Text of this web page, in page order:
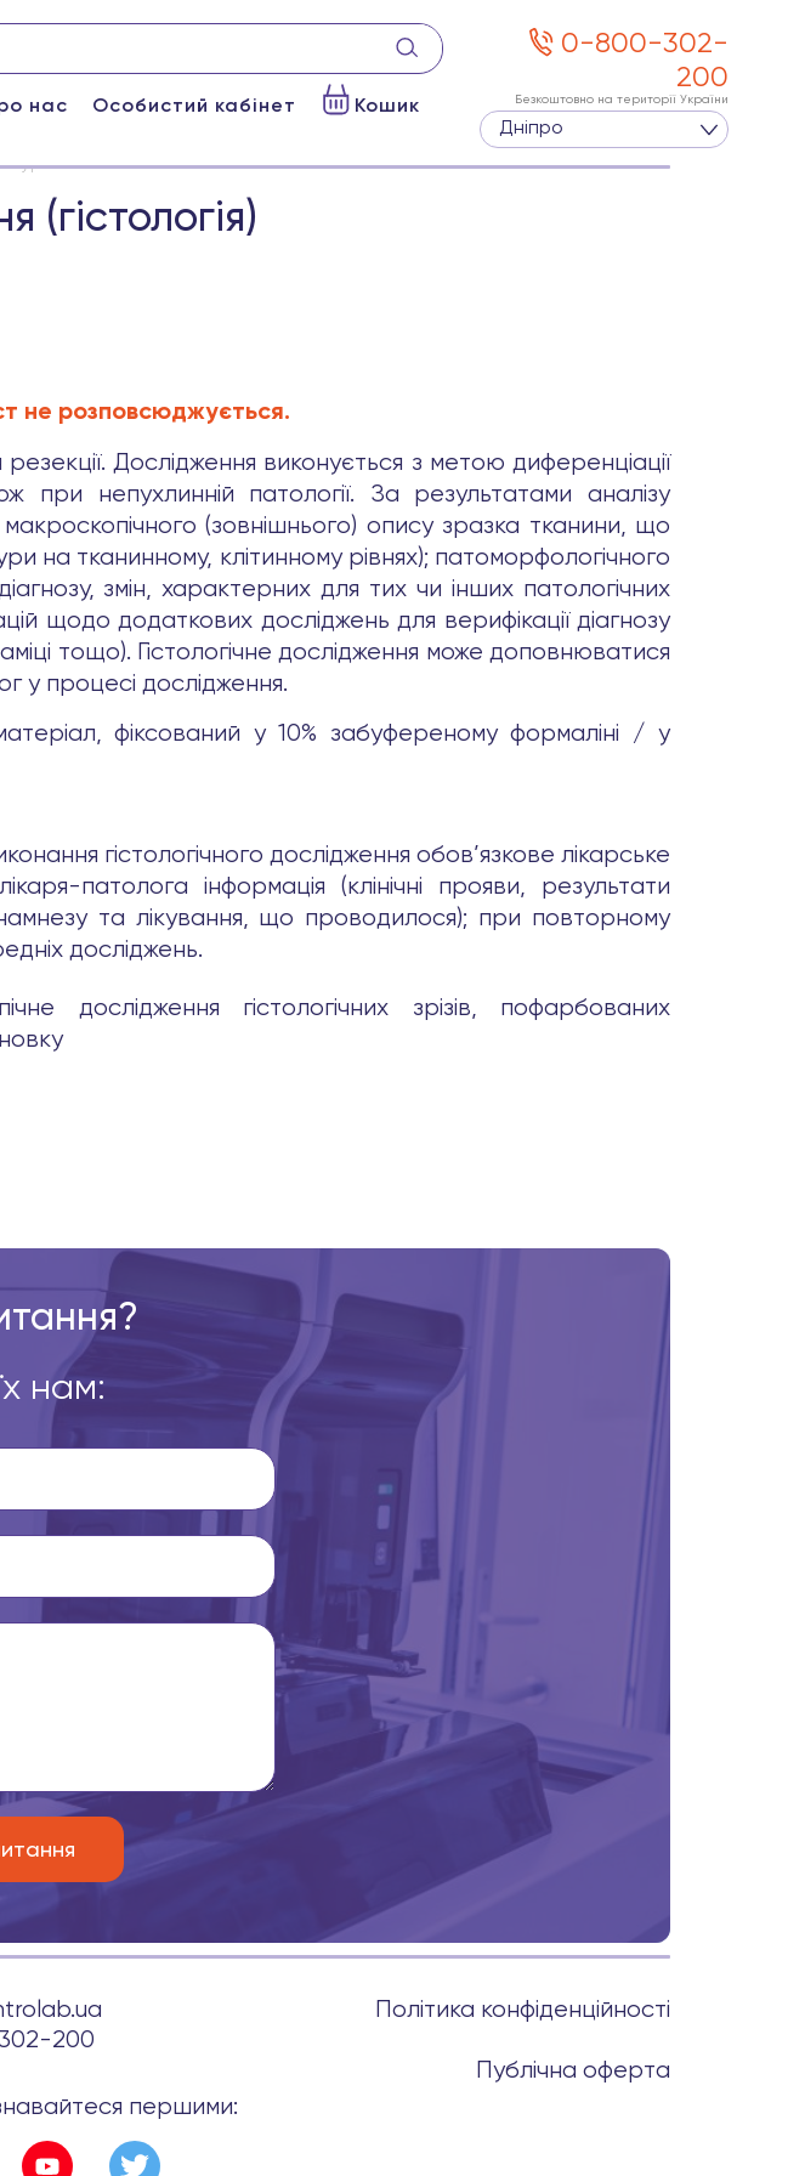
нас Особистий кабінет Кошик
0-800-302-
200
Безкоштовно на території України
Дніпро
(гістологія)
не розповсюджується.
резекції. Дослідження виконується з метою диференціації
при непухлинній патології. За результатами аналізу
(зовнішнього) опису зразка тканини, що
на тканинному, клітинному рівнях); патоморфологічного
змін, характерних для тих чи інших патологічних
щодо додаткових досліджень для верифікації діагнозу
тощо). Гістологічне дослідження може доповнюватися
у процесі дослідження.
фіксований у 10% забуференому формаліні / у
гістологічного дослідження обов’язкове лікарське
патолога інформація (клінічні прояви, результати
та лікування, що проводилося); при повторному
досліджень.
дослідження гістологічних зрізів, пофарбованих
нам:
Політика конфіденційності
Публічна оферта
200
першими: